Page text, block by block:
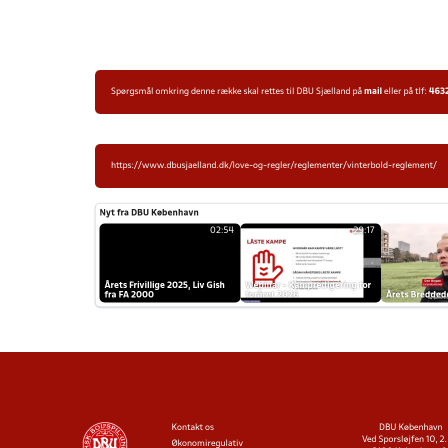
Spørgsmål omkring denne række skal rettes til DBU Sjælland på mail eller på tlf:
https://www.dbusjaelland.dk/love-og-regler/reglementer/vinterbold-reglement/
Nyt fra DBU København
02:54
Årets Frivillige 2025, Liv Gish
fra FA 2000
29:17
Webinar - Kampredigering for
foråret 2026
Årets
Kontakt os
Økonomiregulativ
DBU København
Ved Sporsløjfen 10, 2.